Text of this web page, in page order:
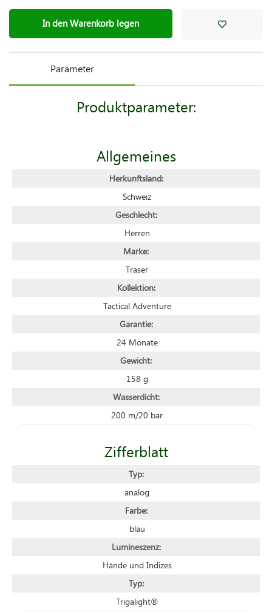
In den Warenkorb legen
Parameter
Produktparameter:
Allgemeines
Herkunftsland:
Schweiz
Geschlecht:
Herren
Marke:
Traser
Kollektion:
Tactical Adventure
Garantie:
24 Monate
Gewicht:
158 g
Wasserdicht:
200 m/20 bar
Zifferblatt
Typ:
analog
Farbe:
blau
Lumineszenz:
Hände und Indizes
Typ:
Trigalight®